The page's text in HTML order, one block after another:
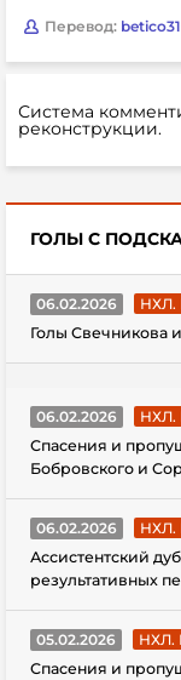
Перевод:
Система
реконструкции.
ГОЛЫ С
06.02.2026
НХЛ.
Голы Свечникова
06.02.2026
НХЛ.
Спасения и
Бобровского и
06.02.2026
НХЛ.
Ассистентский
результативных
05.02.2026
НХЛ.
Спасения и